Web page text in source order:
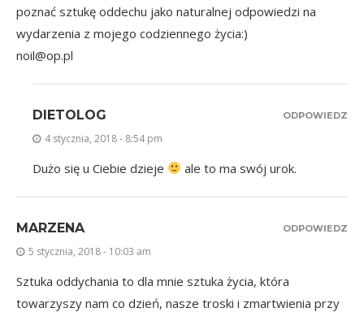
poznać sztukę oddechu jako naturalnej odpowiedzi na
wydarzenia z mojego codziennego życia:)
noil@op.pl
DIETOLOG
4 stycznia, 2018 - 8:54 pm
Dużo się u Ciebie dzieje ale to ma swój urok.
ODPOWIEDZ
MARZENA
5 stycznia, 2018 - 10:03 am
Sztuka oddychania to dla mnie sztuka życia, która
towarzyszy nam co dzień, nasze troski i zmartwienia przy
ODPOWIEDZ